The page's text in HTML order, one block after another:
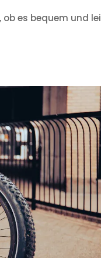
ob es bequem und